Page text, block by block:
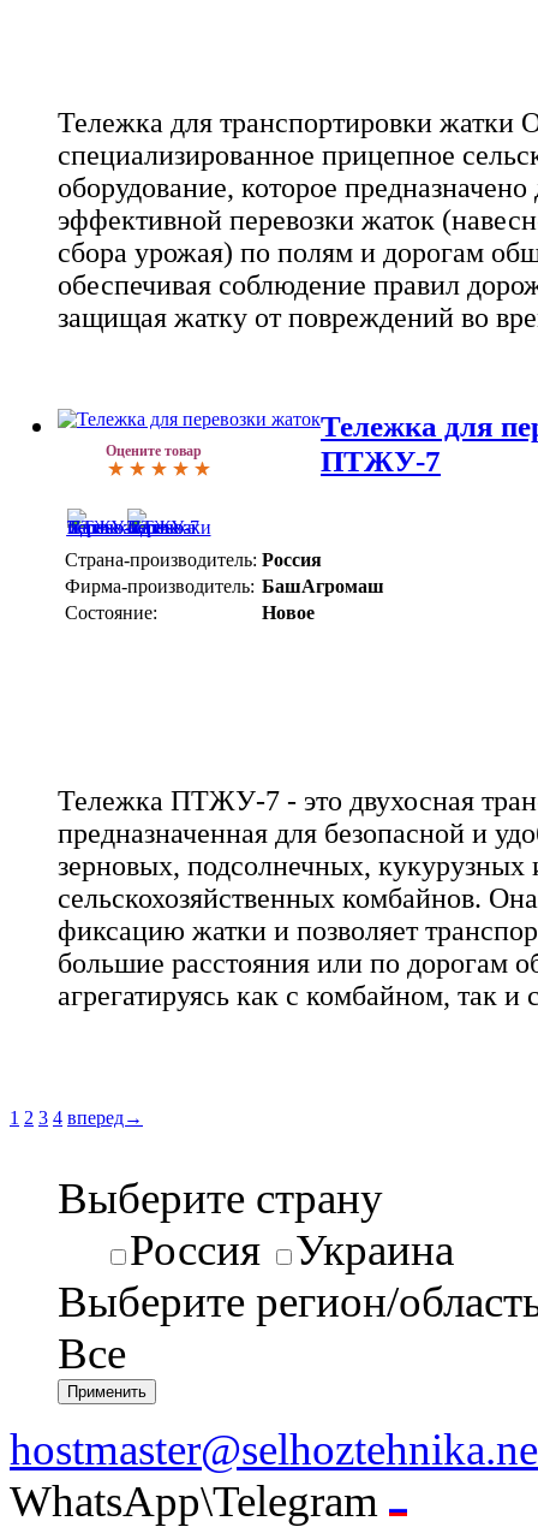
Тележка для транспортировки жатки
специализированное прицепное
оборудование, которое
эффективной перевозки жаток
сбора урожая) по полям и дорогам
обеспечивая соблюдение правил
защищая жатку от повреждений во
Оцените товар
Тележка для
ПТЖУ-7
Страна-производитель: Россия
Фирма-производитель: БашАгромаш
Состояние:
Новое
Тележка ПТЖУ-7 - это двухосная
предназначенная для безопасной и
зерновых, подсолнечных, кукурузных
сельскохозяйственных комбайнов.
фиксацию жатки и позволяет
большие расстояния или по дорогам
агрегатируясь как с комбайном, так и
1 2 3 4 вперед→
Выберите страну
Россия
Украина
Выберите регион/
Все
WhatsApp\Telegram